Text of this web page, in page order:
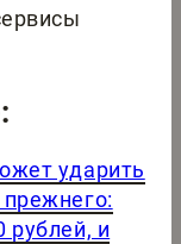
ударить
рублей, и